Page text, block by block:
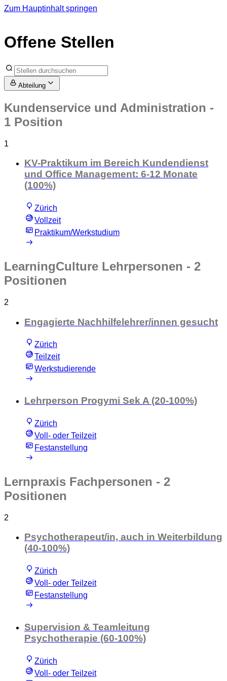
Zum Hauptinhalt springen
Offene Stellen
Abteilung
Kundenservice und Administration -
1 Position
1
KV-Praktikum im Bereich Kundendienst
und Office Management: 6-12 Monate
(100%)
Zürich
Vollzeit
Praktikum/Werkstudium
LearningCulture Lehrpersonen - 2
Positionen
2
Engagierte Nachhilfelehrer/innen gesucht
Zürich
Teilzeit
Werkstudierende
Lehrperson Progymi Sek A (20-100%)
Zürich
Voll- oder Teilzeit
Festanstellung
Lernpraxis Fachpersonen - 2
Positionen
2
Psychotherapeut/in, auch in Weiterbildung
(40-100%)
Zürich
Voll- oder Teilzeit
Festanstellung
Supervision & Teamleitung
Psychotherapie (60-100%)
Zürich
Voll- oder Teilzeit